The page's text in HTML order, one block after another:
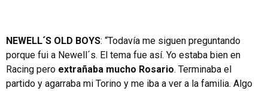
NEWELL´S OLD BOYS: “Todavía me siguen preguntando
porque fui a Newell´s. El tema fue así. Yo estaba bien en
Racing pero extrañaba mucho Rosario. Terminaba el
partido y agarraba mi Torino y me iba a ver a la familia. Algo